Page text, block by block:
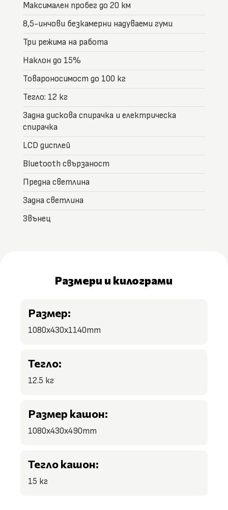
Максимален пробег до 20 км
8,5-инчови безкамерни надуваеми гуми
Три режима на работа
Наклон до 15%
Товароносимост до 100 кг
Тегло: 12 кг
Задна дискова спирачка и електрическа
спирачка
LCD дисплей
Bluetooth свързаност
Предна светлина
Задна светлина
Звънец
Размери и килограми
Размер:
1080х430x1140mm
Тегло:
12.5 кг
Размер кашон:
1080x430x490mm
Тегло кашон:
15 кг